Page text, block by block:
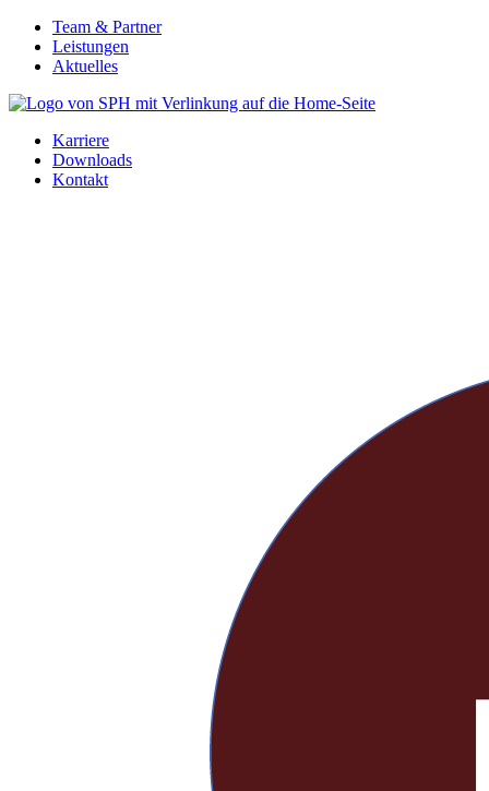
Zum
Inhalt
springen
Team & Partner
Leistungen
Aktuelles
Karriere
Downloads
Kontakt